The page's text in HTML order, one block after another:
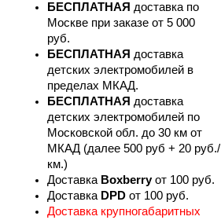
БЕСПЛАТНАЯ доставка по
Москве при заказе от 5 000
руб.
БЕСПЛАТНАЯ доставка
детских электромобилей в
пределах МКАД.
БЕСПЛАТНАЯ доставка
детских электромобилей по
Московской обл. до 30 км от
МКАД (далее 500 руб + 20 руб./
км.)
Доставка Boxberry от 100 руб.
Доставка DPD от 100 руб.
Доставка крупногабаритных